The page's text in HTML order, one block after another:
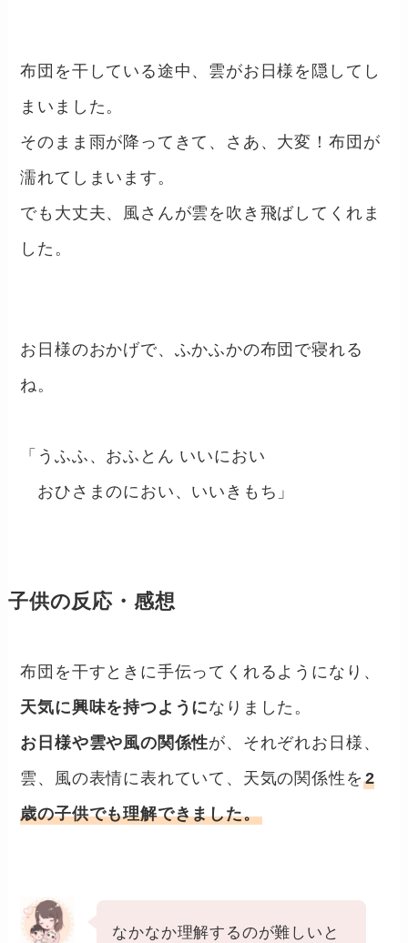
布団を干している途中、雲がお日様を隠してし
まいました。
そのまま雨が降ってきて、さあ、大変！布団が
濡れてしまいます。
でも大丈夫、風さんが雲を吹き飛ばしてくれま
した。
お日様のおかげで、ふかふかの布団で寝れる
ね。
「うふふ、おふとん いいにおい
おひさまのにおい、いいきもち」
子供の反応・感想
布団を干すときに手伝ってくれるようになり、
天気に興味を持つようになりました。
お日様や雲や風の関係性が、それぞれお日様、
雲、風の表情に表れていて、天気の関係性を 2
歳の子供でも理解できました。
なかなか理解するのが難しいと